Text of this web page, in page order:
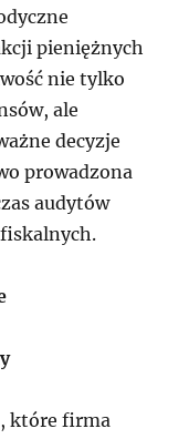
pieniężnych
nie tylko
ale
decyzje
prowadzona
audytów
które firma